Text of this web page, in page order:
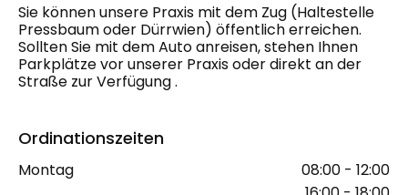
Sie können unsere Praxis mit dem Zug (Haltestelle
Pressbaum oder Dürrwien) öffentlich erreichen.
Sollten Sie mit dem Auto anreisen, stehen Ihnen
Parkplätze vor unserer Praxis oder direkt an der
Straße zur Verfügung .
Ordinationszeiten
Montag
08:00 - 12:00